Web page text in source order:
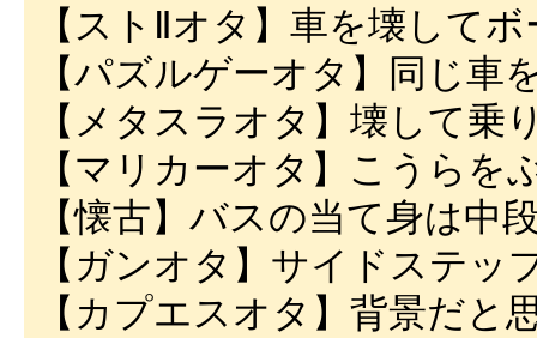
【ストⅡオタ】車を壊して
【パズルゲーオタ】同じ車
【メタスラオタ】壊して乗
【マリカーオタ】こうらを
【懐古】バスの当て身は中
【ガンオタ】サイドステッ
【カプエスオタ】背景だと